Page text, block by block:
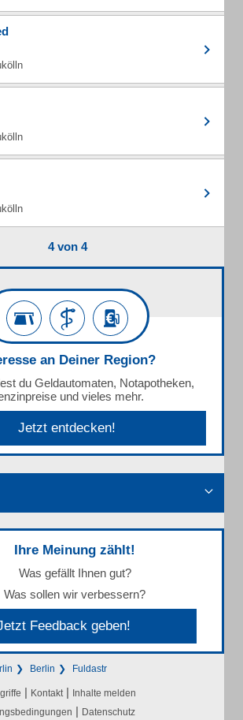
4 von 4
an Deiner Region?
du Geldautomaten, Notapotheken,
und vieles mehr.
Jetzt entdecken!
Ihre Meinung zählt!
Was gefällt Ihnen gut?
Was sollen wir verbessern?
Feedback geben!
Berlin Fuldastr
| Kontakt | Inhalte melden
| Datenschutz